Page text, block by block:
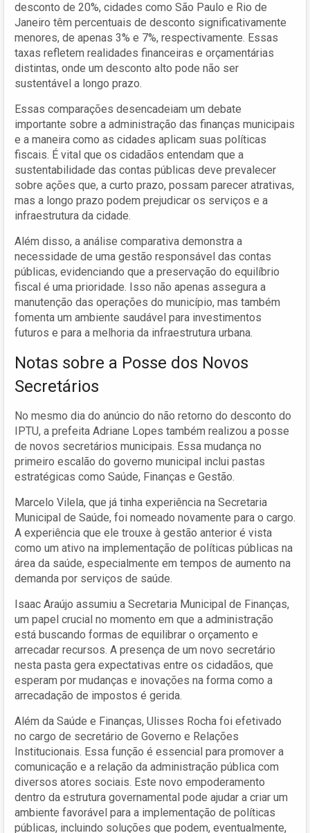
desconto de 20%, cidades como São Paulo e Rio de
Janeiro têm percentuais de desconto significativamente
menores, de apenas 3% e 7%, respectivamente. Essas
taxas refletem realidades financeiras e orçamentárias
distintas, onde um desconto alto pode não ser
sustentável a longo prazo.
Essas comparações desencadeiam um debate
importante sobre a administração das finanças municipais
e a maneira como as cidades aplicam suas políticas
fiscais. É vital que os cidadãos entendam que a
sustentabilidade das contas públicas deve prevalecer
sobre ações que, a curto prazo, possam parecer atrativas,
mas a longo prazo podem prejudicar os serviços e a
infraestrutura da cidade.
Além disso, a análise comparativa demonstra a
necessidade de uma gestão responsável das contas
públicas, evidenciando que a preservação do equilíbrio
fiscal é uma prioridade. Isso não apenas assegura a
manutenção das operações do município, mas também
fomenta um ambiente saudável para investimentos
futuros e para a melhoria da infraestrutura urbana.
Notas sobre a Posse dos Novos
Secretários
No mesmo dia do anúncio do não retorno do desconto do
IPTU, a prefeita Adriane Lopes também realizou a posse
de novos secretários municipais. Essa mudança no
primeiro escalão do governo municipal inclui pastas
estratégicas como Saúde, Finanças e Gestão.
Marcelo Vilela, que já tinha experiência na Secretaria
Municipal de Saúde, foi nomeado novamente para o cargo.
A experiência que ele trouxe à gestão anterior é vista
como um ativo na implementação de políticas públicas na
área da saúde, especialmente em tempos de aumento na
demanda por serviços de saúde.
Isaac Araújo assumiu a Secretaria Municipal de Finanças,
um papel crucial no momento em que a administração
está buscando formas de equilibrar o orçamento e
arrecadar recursos. A presença de um novo secretário
nesta pasta gera expectativas entre os cidadãos, que
esperam por mudanças e inovações na forma como a
arrecadação de impostos é gerida.
Além da Saúde e Finanças, Ulisses Rocha foi efetivado
no cargo de secretário de Governo e Relações
Institucionais. Essa função é essencial para promover a
comunicação e a relação da administração pública com
diversos atores sociais. Este novo empoderamento
dentro da estrutura governamental pode ajudar a criar um
ambiente favorável para a implementação de políticas
públicas, incluindo soluções que podem, eventualmente,